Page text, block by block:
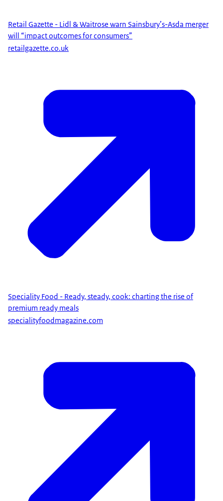
Retail Gazette - Lidl & Waitrose warn Sainsbury’s-Asda merger
will “impact outcomes for consumers”
retailgazette.co.uk
Speciality Food - Ready, steady, cook: charting the rise of
premium ready meals
specialityfoodmagazine.com